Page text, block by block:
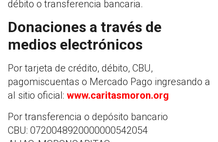
débito o transferencia bancaria.
Donaciones a través de
medios electrónicos
Por tarjeta de crédito, débito, CBU,
pagomiscuentas o Mercado Pago ingresando a
al sitio oficial: www.caritasmoron.org
Por transferencia o depósito bancario
CBU: 0720048920000000542054